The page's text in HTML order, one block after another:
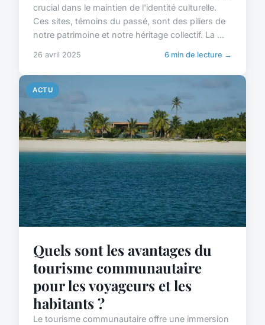
crucial dans le maintien de l'identité culturelle.
Ces sites, témoins du passé, sont des piliers de
notre patrimoine et notre héritage collectif. La ...
26 avril 2025 6 min de lecture →
ACTU
Quels sont les avantages du
tourisme communautaire
pour les voyageurs et les
habitants ?
Le tourisme communautaire offre une immersion